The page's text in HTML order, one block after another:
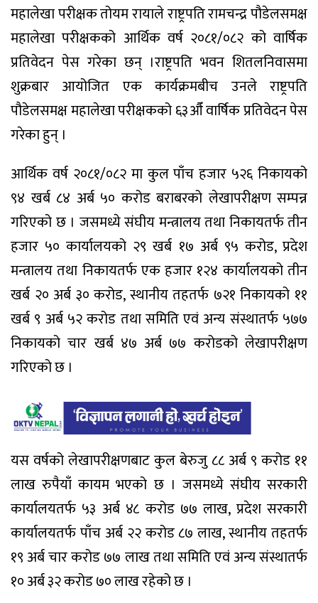
महालेखा परीक्षक तोयम रायाले राष्ट्रपति रामचन्द्र पौडेलसमक्ष
महालेखा परीक्षकको आर्थिक वर्ष २०८१/०८२ को वार्षिक
प्रतिवेदन पेस गरेका छन् ।राष्ट्रपति भवन शितलनिवासमा
शुक्रबार आयोजित एक कार्यक्रमबीच उनले राष्ट्रपति
पौडेलसमक्ष महालेखा परीक्षकको ६३औँ वार्षिक प्रतिवेदन पेस
गरेका हुन् ।
आर्थिक वर्ष २०८१/०८२ मा कुल पाँच हजार ५२६ निकायको
९४ खर्ब ८४ अर्ब ५० करोड बराबरको लेखापरीक्षण सम्पन्न
गरिएको छ । जसमध्ये संघीय मन्त्रालय तथा निकायतर्फ तीन
हजार ५० कार्यालयको २९ खर्ब १७ अर्ब ९५ करोड, प्रदेश
मन्त्रालय तथा निकायतर्फ एक हजार १२४ कार्यालयको तीन
खर्ब २० अर्ब ३० करोड, स्थानीय तहतर्फ ७२१ निकायको ११
खर्ब ९ अर्ब ५२ करोड तथा समिति एवं अन्य संस्थातर्फ ५७७
निकायको चार खर्ब ४७ अर्ब ७७ करोडको लेखापरीक्षण
गरिएको छ ।
यस वर्षको लेखापरीक्षणबाट कुल बेरुजु ८८ अर्ब ९ करोड ११
लाख रुपैयाँ कायम भएको छ । जसमध्ये संघीय सरकारी
कार्यालयतर्फ ५३ अर्ब ४८ करोड ७७ लाख, प्रदेश सरकारी
कार्यालयतर्फ पाँच अर्ब २२ करोड ८७ लाख, स्थानीय तहतर्फ
१९ अर्ब चार करोड ७७ लाख तथा समिति एवं अन्य संस्थातर्फ
१० अर्ब ३२ करोड ७० लाख रहेको छ ।